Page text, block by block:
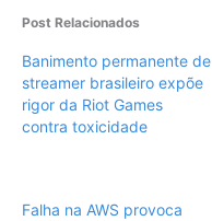
Post Relacionados
Banimento permanente de
streamer brasileiro expõe
rigor da Riot Games
contra toxicidade
Falha na AWS provoca